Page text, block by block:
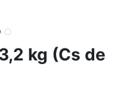
kg (Cs de